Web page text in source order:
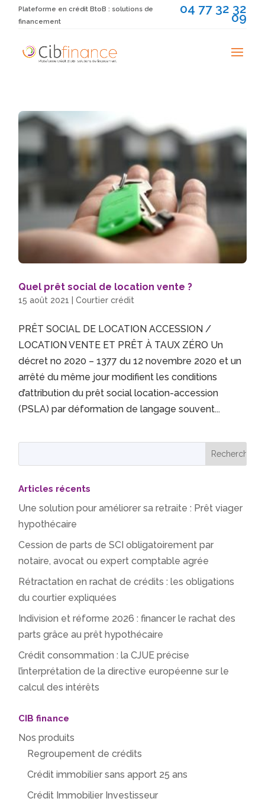
Plateforme en crédit BtoB : solutions de
financement
04 77 32 32
09
Quel prêt social de location vente ?
15 août 2021 |Courtier crédit
PRÊT SOCIAL DE LOCATION ACCESSION /
LOCATION VENTE ET PRÊT À TAUX ZÉRO Un
décret no 2020 – 1377 du 12 novembre 2020 et un
arrêté du même jour modifient les conditions
d’attribution du prêt social location-accession
(PSLA) par déformation de langage souvent...
Articles récents
Une solution pour améliorer sa retraite : Prêt viager
hypothécaire
Cession de parts de SCI obligatoirement par
notaire, avocat ou expert comptable agrée
Rétractation en rachat de crédits : les obligations
du courtier expliquées
Indivision et réforme 2026 : financer le rachat des
parts grâce au prêt hypothécaire
Crédit consommation : la CJUE précise
l’interprétation de la directive européenne sur le
calcul des intérêts
CIB finance
Nos produits
Regroupement de crédits
Crédit immobilier sans apport 25 ans
Crédit Immobilier Investisseur